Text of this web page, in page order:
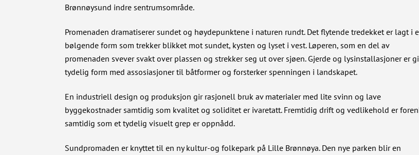
Brønnøysund indre sentrumsområde.
Promenaden dramatiserer sundet og høydepunktene i naturen rundt. Det flytende tredekket er lagt i
bølgende form som trekker blikket mot sundet, kysten og lyset i vest. Løperen, som en del av
promenaden svever svakt over plassen og strekker seg ut over sjøen. Gjerde og lysinstallasjoner er
tydelig form med assosiasjoner til båtformer og forsterker spenningen i landskapet.
En industriell design og produksjon gir rasjonell bruk av materialer med lite svinn og lave
byggekostnader samtidig som kvalitet og soliditet er ivaretatt. Fremtidig drift og vedlikehold er
samtidig som et tydelig visuelt grep er oppnådd.
Sundpromaden er knyttet til en ny kultur-og folkepark på Lille Brønnøya. Den nye parken blir en